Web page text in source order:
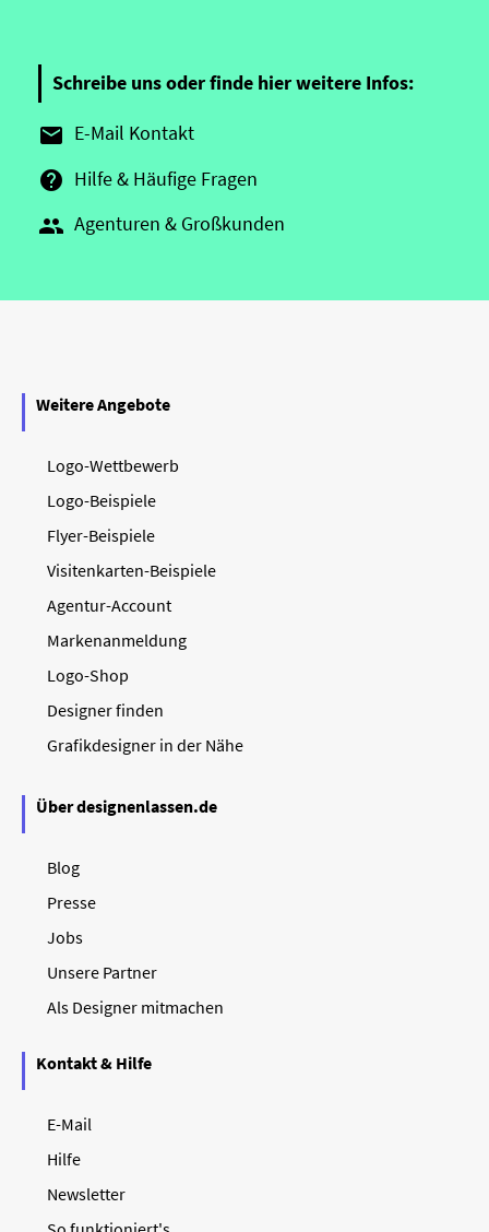
Schreibe uns oder finde hier weitere Infos:
 E-Mail Kontakt
 Hilfe & Häufige Fragen
 Agenturen & Großkunden
Weitere Angebote
Logo-Wettbewerb
Logo-Beispiele
Flyer-Beispiele
Visitenkarten-Beispiele
Agentur-Account
Markenanmeldung
Logo-Shop
Designer finden
Grafikdesigner in der Nähe
Über designenlassen.de
Blog
Presse
Jobs
Unsere Partner
Als Designer mitmachen
Kontakt & Hilfe
E-Mail
Hilfe
Newsletter